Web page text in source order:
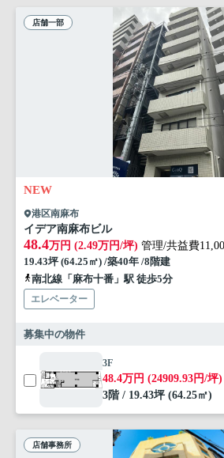
店舗一部
NEW
港区南麻布
イデア南麻布ビル
48.4万円 (2.49万円/坪) 管理/共益費
19.43坪 (64.25㎡) /築40年 /8階建
南北線「麻布十番」駅 徒歩5分
エレベーター
募集中の物件
3F
48.4万円 (24909.93円/坪)
3階 / 19.43坪 (64.25㎡)
店舗事務所